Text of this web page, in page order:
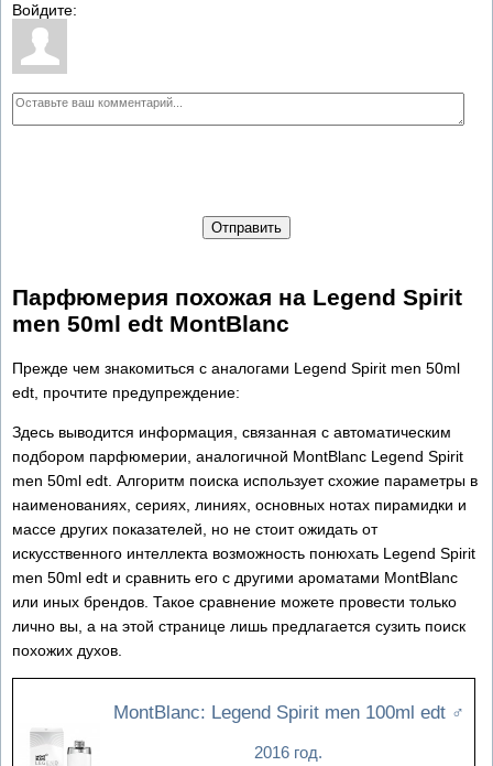
Войдите:
Отправить
Парфюмерия похожая на Legend Spirit
men 50ml edt MontBlanc
Прежде чем знакомиться с аналогами Legend Spirit men 50ml
edt, прочтите предупреждение:
Здесь выводится информация, связанная с автоматическим
подбором парфюмерии, аналогичной MontBlanc Legend Spirit
men 50ml edt. Алгоритм поиска использует схожие параметры в
наименованиях, сериях, линиях, основных нотах пирамидки и
массе других показателей, но не стоит ожидать от
искусственного интеллекта возможность понюхать Legend Spirit
men 50ml edt и сравнить его с другими ароматами MontBlanc
или иных брендов. Такое сравнение можете провести только
лично вы, а на этой странице лишь предлагается сузить поиск
похожих духов.
MontBlanc: Legend Spirit men 100ml edt ♂
2016 год.